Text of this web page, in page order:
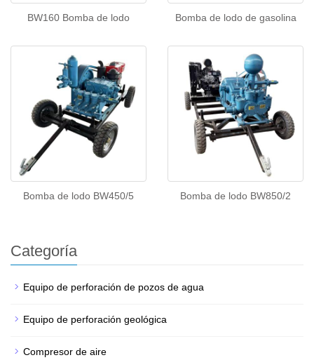
BW160 Bomba de lodo Bomba de lodo de gasolina
Bomba de lodo BW450/5 Bomba de lodo BW850/2
Categoría
Equipo de perforación de pozos de agua
Equipo de perforación geológica
Compresor de aire